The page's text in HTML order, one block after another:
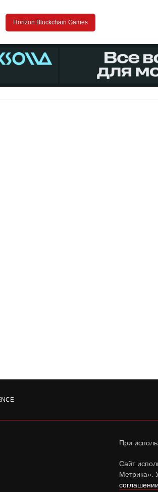
Horizon Blockchain Games
При
Сайт
Метрика».
соглашении